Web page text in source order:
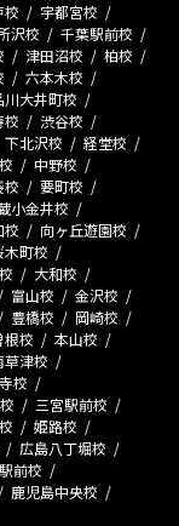
校
宇都宮校
沢校
千葉駅前校
津田沼校
柏校
六本木校
川大井町校
校
渋谷校
下北沢校
経堂校
中野校
校
要町校
小金井校
校
向ヶ丘遊園校
木町校
大和校
富山校
金沢校
豊橋校
岡崎校
根校
本山校
草津校
校
三宮駅前校
姫路校
広島八丁堀校
前校
鹿児島中央校